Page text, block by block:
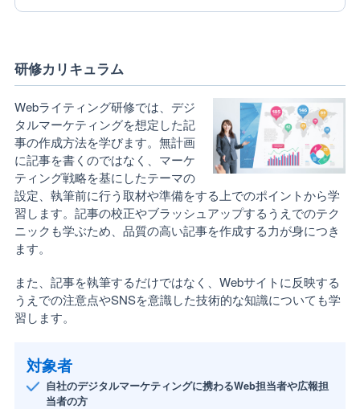
研修カリキュラム
Webライティング研修では、デジ
タルマーケティングを想定した記
事の作成方法を学びます。無計画
に記事を書くのではなく、マーケ
ティング戦略を基にしたテーマの
設定、執筆前に行う取材や準備をする上でのポイントから学
習します。記事の校正やブラッシュアップするうえでのテク
ニックも学ぶため、品質の高い記事を作成する力が身につき
ます。
また、記事を執筆するだけではなく、Webサイトに反映する
うえでの注意点やSNSを意識した技術的な知識についても学
習します。
対象者
自社のデジタルマーケティングに携わるWeb担当者や広報担
当者の方